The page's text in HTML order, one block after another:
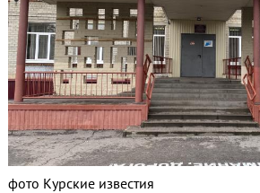
фото Курские известия